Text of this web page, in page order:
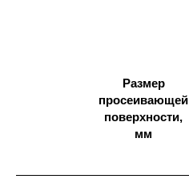
Размер
просеивающей
поверхности,
мм